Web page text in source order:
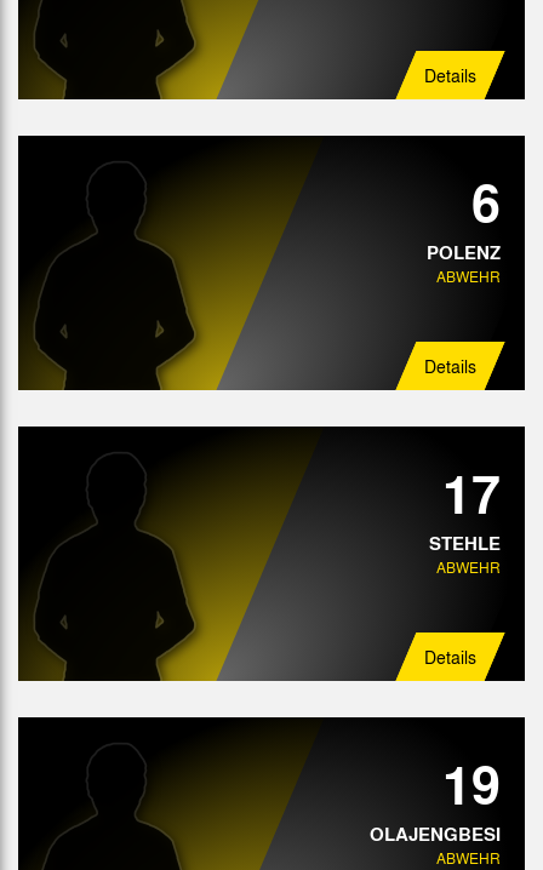
Details
6
POLENZ
ABWEHR
Details
17
STEHLE
ABWEHR
Details
19
OLAJENGBESI
ABWEHR